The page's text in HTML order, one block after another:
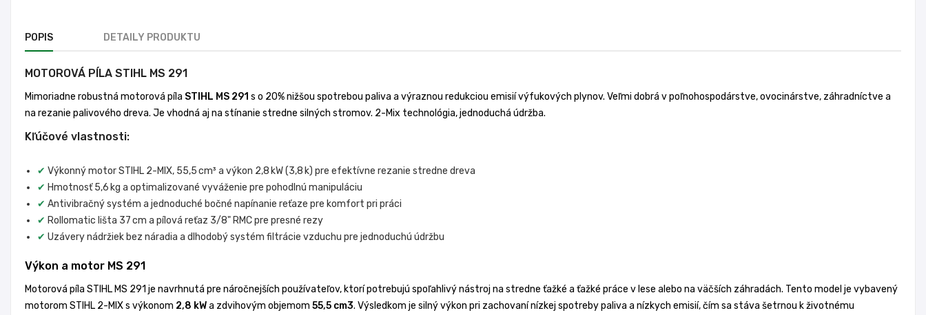
POPIS DETAILY PRODUKTU
MOTOROVÁ PÍLA STIHL MS 291
Mimoriadne robustná motorová píla STIHL MS 291 s o 20% nižšou spotrebou paliva a výraznou redukciou emisií výfukových plynov. Veľmi dobrá v poľnohospodárstve, ovocinárstve, záhradníctve a
na rezanie palivového dreva. Je vhodná aj na stínanie stredne silných stromov. 2-Mix technológia, jednoduchá údržba.
Kľúčové vlastnosti:
✔ Výkonný motor STIHL 2-MIX, 55,5 cm³ a výkon 2,8 kW (3,8 k) pre efektívne rezanie stredne dreva
✔ Hmotnosť 5,6 kg a optimalizované vyváženie pre pohodlnú manipuláciu
✔ Antivibračný systém a jednoduché bočné napínanie reťaze pre komfort pri práci
✔ Rollomatic lišta 37 cm a pílová reťaz 3/8" RMC pre presné rezy
✔ Uzávery nádržiek bez náradia a dlhodobý systém filtrácie vzduchu pre jednoduchú údržbu
Výkon a motor MS 291
Motorová píla STIHL MS 291 je navrhnutá pre náročnejších používateľov, ktorí potrebujú spoľahlivý nástroj na stredne ťažké a ťažké práce v lese alebo na väčších záhradách. Tento model je vybavený
motorom STIHL 2-MIX s výkonom 2,8 kWa zdvihovým objemom 55,5 cm3. Výsledkom je silný výkon pri zachovaní nízkej spotreby paliva a nízkych emisií, čím sa stáva šetrnou k životnému